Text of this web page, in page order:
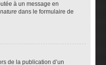
à un message en
dans le formulaire de
de la publication d’un